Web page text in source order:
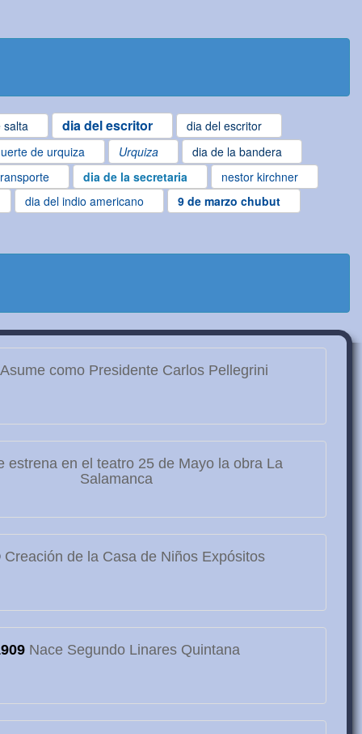
salta dia del escritor
dia del escritor
de urquiza Urquiza
dia de la bandera
dia de la secretaria
nestor kirchner
dia del indio americano
9 de marzo chubut
Asume como Presidente Carlos Pellegrini
estrena en el teatro 25 de Mayo la obra La
Salamanca
Creación de la Casa de Niños Expósitos
Nace Segundo Linares Quintana